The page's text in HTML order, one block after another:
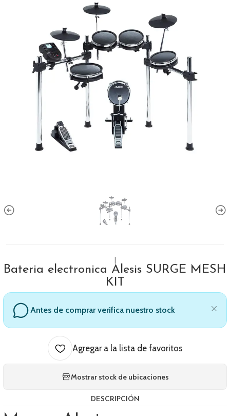
Bateria electronica Alesis SURGE MESH
KIT
Antes de comprar verifica nuestro stock
Agregar a la lista de favoritos
Mostrar stock de ubicaciones
DESCRIPCIÓN